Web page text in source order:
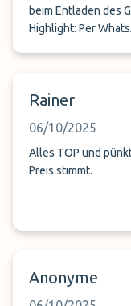
beim Entladen des
Highlight: Per
Rainer
06/10/2025
Alles TOP und
Preis stimmt.
Anonyme